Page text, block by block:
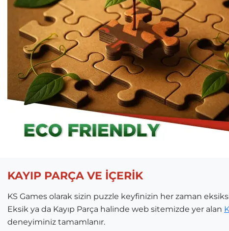
KAYIP PARÇA VE İÇERİK
KS Games olarak sizin puzzle keyfinizin her zaman
Eksik ya da Kayıp Parça halinde web sitemizde yer alan
deneyiminiz tamamlanır.